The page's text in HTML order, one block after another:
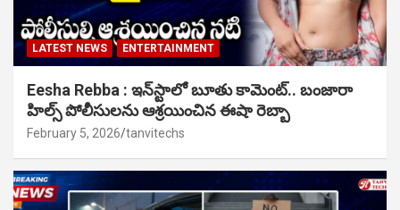
LATEST NEWS ENTERTAINMENT
Eesha Rebba : ఇన్‌స్టాలో బూతు కామెంట్.. బంజారా
హిల్స్ పోలీసులను ఆశ్రయించిన ఈషా రెబ్బా
February 5, 2026 tanvitechs